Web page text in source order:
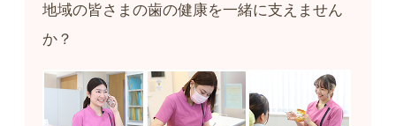
地域の皆さまの歯の健康を一緒に支えません
か？